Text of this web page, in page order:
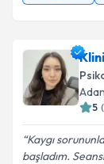
5 (
Kaygı
başladım.